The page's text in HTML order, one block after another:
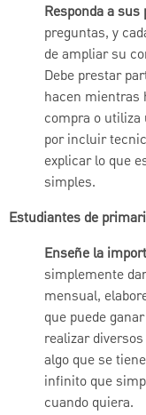
Responda a
preguntas, y
de ampliar su
Debe prestar
hacen mientras
compra o utiliza
por incluir
explicar lo que
simples.
Estudiantes de
Enseñe la
simplemente
mensual,
que puede
realizar
algo que se
infinito que
cuando quiera.